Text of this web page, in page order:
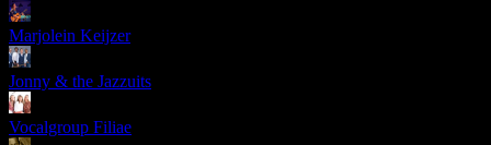
Marjolein Keijzer
Jonny & the Jazzuits
Vocalgroup Filiae